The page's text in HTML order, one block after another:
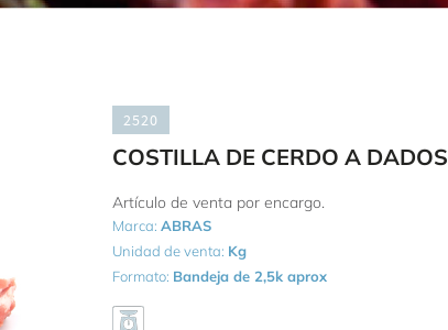
2520
COSTILLA DE CERDO A DADOS
Artículo de venta por encargo.
Marca:ABRAS
Unidad de venta: Kg
Formato: Bandeja de 2,5k aprox